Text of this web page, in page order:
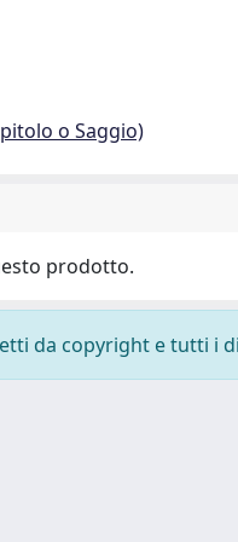
o Saggio)
prodotto.
da copyright e tutti i